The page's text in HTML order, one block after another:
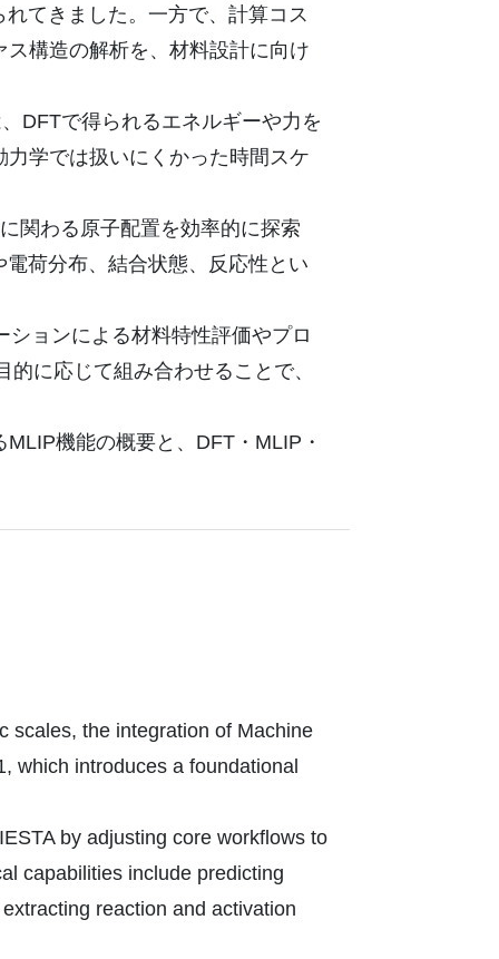
てきました。一方で、計算コス
構造の解析を、材料設計に向け
DFTで得られるエネルギーや力を
学では扱いにくかった時間スケ
関わる原子配置を効率的に探索
荷分布、結合状態、反応性とい
ョンによる材料特性評価やプロ
に応じて組み合わせることで、
機能の概要と、DFT・MLIP・
scales, the integration of Machine
which introduces a foundational
by adjusting core workflows to
capabilities include predicting
reaction and activation